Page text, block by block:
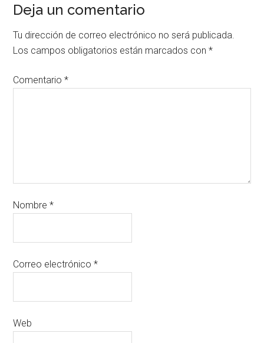
Deja un comentario
Tu dirección de correo electrónico no será publicada.
Los campos obligatorios están marcados con*
Comentario*
Nombre*
Correo electrónico*
Web